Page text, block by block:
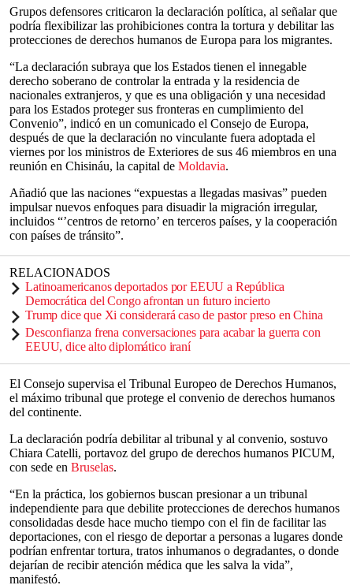
Grupos defensores criticaron la declaración política, al señalar que
podría flexibilizar las prohibiciones contra la tortura y debilitar las
protecciones de derechos humanos de Europa para los migrantes.
“La declaración subraya que los Estados tienen el innegable
derecho soberano de controlar la entrada y la residencia de
nacionales extranjeros, y que es una obligación y una necesidad
para los Estados proteger sus fronteras en cumplimiento del
Convenio”, indicó en un comunicado el Consejo de Europa,
después de que la declaración no vinculante fuera adoptada el
viernes por los ministros de Exteriores de sus 46 miembros en una
reunión en Chisináu, la capital de Moldavia.
Añadió que las naciones “expuestas a llegadas masivas” pueden
impulsar nuevos enfoques para disuadir la migración irregular,
incluidos “’centros de retorno’ en terceros países, y la cooperación
con países de tránsito”.
RELACIONADOS
Latinoamericanos deportados por EEUU a República
Democrática del Congo afrontan un futuro incierto
Trump dice que Xi considerará caso de pastor preso en China
Desconfianza frena conversaciones para acabar la guerra con
EEUU, dice alto diplomático iraní
El Consejo supervisa el Tribunal Europeo de Derechos Humanos,
el máximo tribunal que protege el convenio de derechos humanos
del continente.
La declaración podría debilitar al tribunal y al convenio, sostuvo
Chiara Catelli, portavoz del grupo de derechos humanos PICUM,
con sede en Bruselas.
“En la práctica, los gobiernos buscan presionar a un tribunal
independiente para que debilite protecciones de derechos humanos
consolidadas desde hace mucho tiempo con el fin de facilitar las
deportaciones, con el riesgo de deportar a personas a lugares donde
podrían enfrentar tortura, tratos inhumanos o degradantes, o donde
dejarían de recibir atención médica que les salva la vida”,
manifestó.